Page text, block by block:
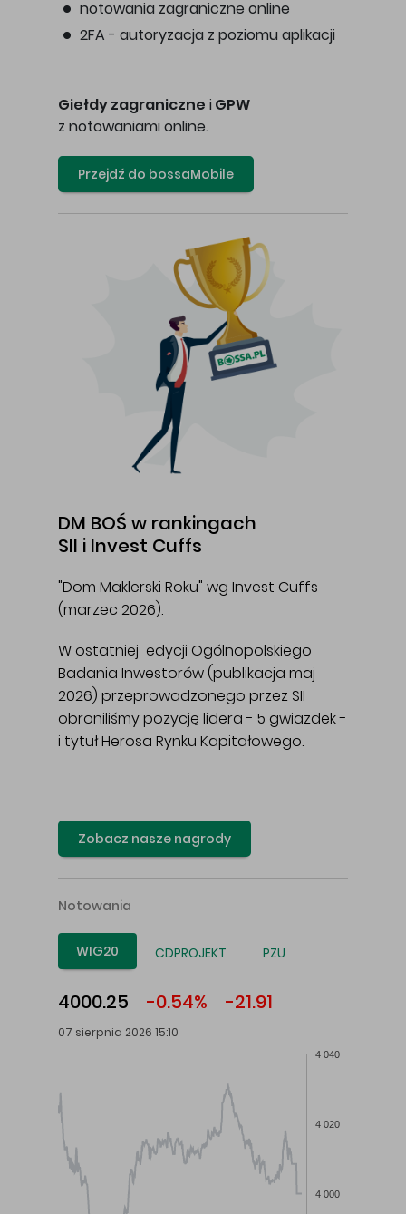
notowania zagraniczne online
2FA - autoryzacja z poziomu aplikacji
Giełdy zagraniczne i GPW
z notowaniami online.
Przejdź do bossaMobile
DM BOŚ w rankingach
SII i Invest Cuffs
"Dom Maklerski Roku" wg Invest Cuffs
(marzec 2026).
W ostatniej edycji Ogólnopolskiego
Badania Inwestorów (publikacja maj
2026) przeprowadzonego przez SII
obroniliśmy pozycję lidera - 5 gwiazdek -
i tytuł Herosa Rynku Kapitałowego.
Zobacz nasze nagrody
Notowania
WIG20 CDPROJEKT PZU
4000.25 -0.54% -21.91
07 sierpnia 2026 15:10
4 000
4 020
4 040